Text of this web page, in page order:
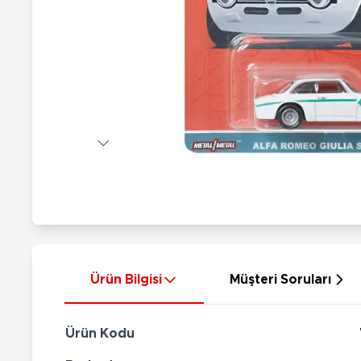
Nerf
Silahlar
Silah Setleri
Kılıç Setleri
Ok Setleri
Ürün Bilgisi Müşteri Soruları
Ürün Kodu